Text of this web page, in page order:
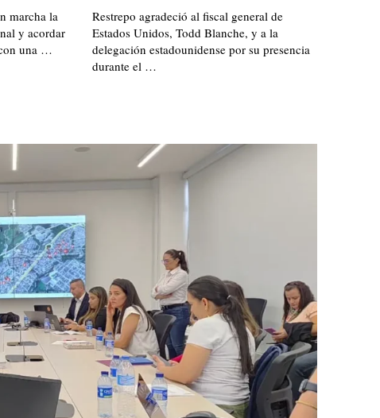
marcha la
y acordar
una …
Restrepo agradeció al fiscal general de
Estados Unidos, Todd Blanche, y a la
delegación estadounidense por su presencia
durante el …